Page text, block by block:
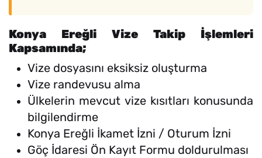
Konya Ereğli Vize Takip İşlemleri
Kapsamında;
Vize dosyasını eksiksiz oluşturma
Vize randevusu alma
Ülkelerin mevcut vize kısıtları konusunda
bilgilendirme
Konya Ereğli İkamet İzni / Oturum İzni
Göç İdaresi Ön Kayıt Formu doldurulması